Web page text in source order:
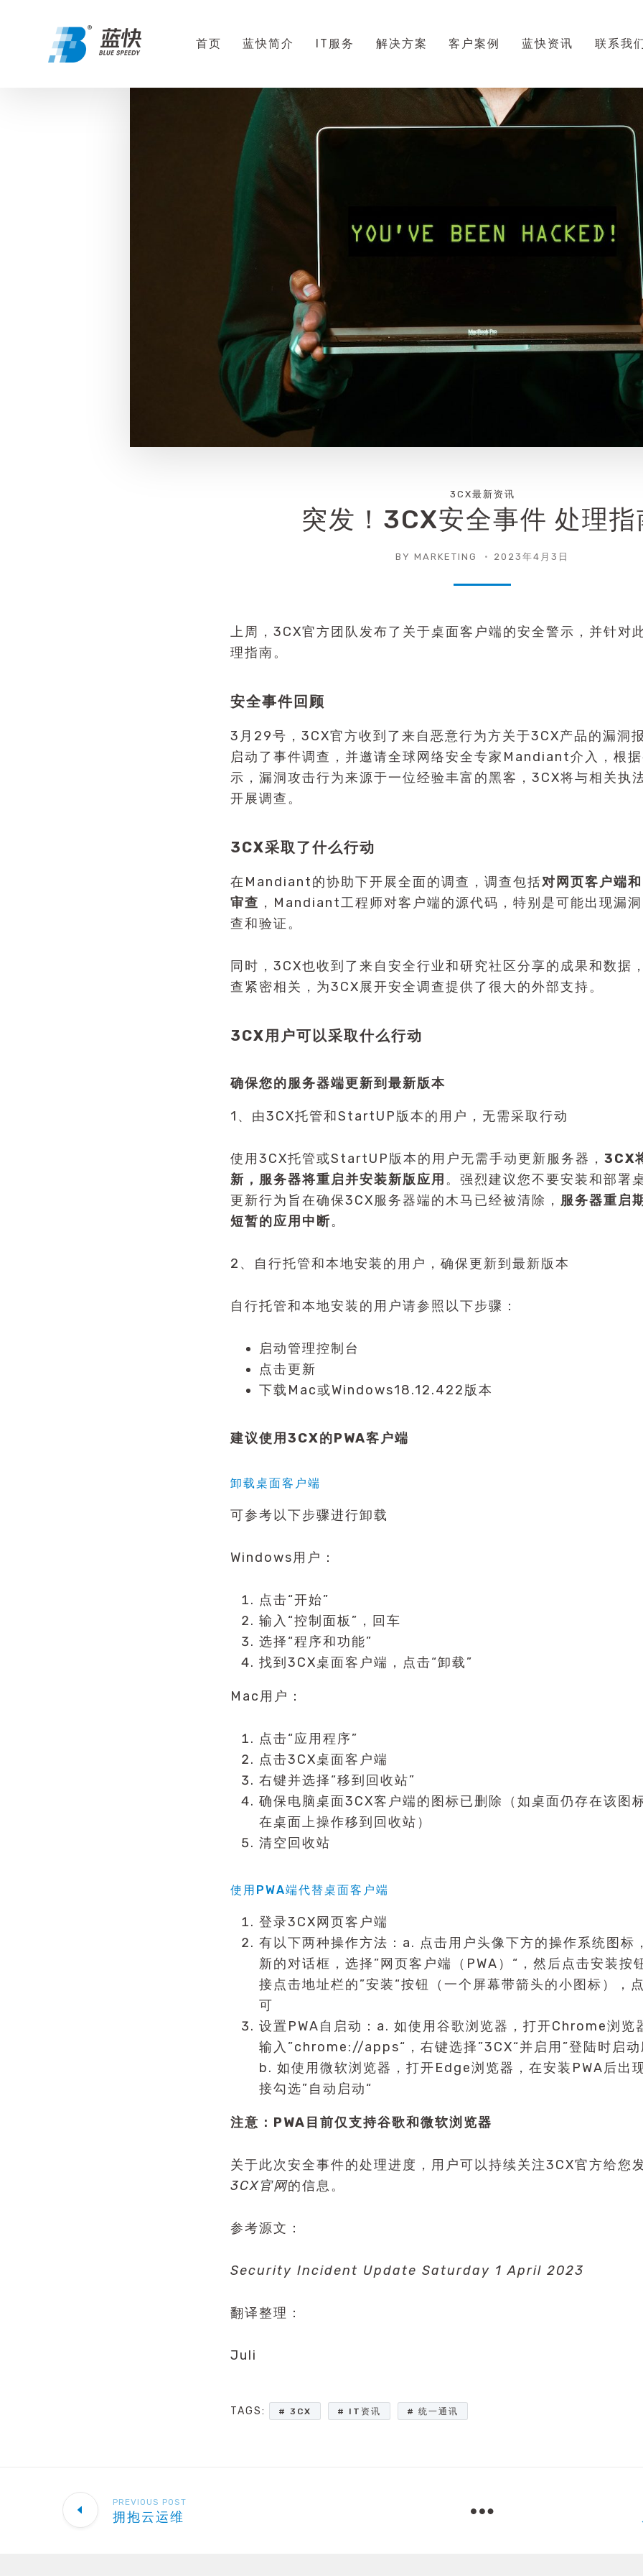
首页 蓝快简介 IT服务 解决方案 客户案例 蓝快资讯 联系我
3CX最新资讯
突发！3CX安全事件 处理指
BY MARKETING 2023年4月3日
上周，3CX官方团队发布了关于桌面客户端的安全警示，并针对
理指南。
安全事件回顾
3月29号，3CX官方收到了来自恶意行为方关于3CX产品的漏洞报
启动了事件调查，并邀请全球网络安全专家Mandiant介入，根
示，漏洞攻击行为来源于一位经验丰富的黑客，3CX将与相关执
开展调查。
3CX采取了什么行动
在Mandiant的协助下开展全面的调查，调查包括对网页客户端
审查 ，Mandiant工程师对客户端的源代码，特别是可能出现漏
查和验证。
同时，3CX也收到了来自安全行业和研究社区分享的成果和数据
查紧密相关，为3CX展开安全调查提供了很大的外部支持。
3CX用户可以采取什么行动
确保您的服务器端更新到最新版本
1、由3CX托管和StartUP版本的用户，无需采取行动
使用3CX托管或StartUP版本的用户无需手动更新服务器， 3CX
新，服务器将重启并安装新版应用 。强烈建议您不要安装和部署
更新行为旨在确保3CX服务器端的木马已经被清除， 服务器重启
短暂的应用中断。
2、自行托管和本地安装的用户，确保更新到最新版本
自行托管和本地安装的用户请参照以下步骤：
启动管理控制台
点击更新
下载Mac或Windows18.12.422版本
建议使用3CX的PWA客户端
卸载桌面客户端
可参考以下步骤进行卸载
Windows用户：
点击“开始”
输入“控制面板”，回车
选择“程序和功能”
找到3CX桌面客户端，点击“卸载”
Mac用户：
点击“应用程序”
点击3CX桌面客户端
右键并选择“移到回收站”
确保电脑桌面3CX客户端的图标已删除（如桌面仍存在该图
在桌面上操作移到回收站）
清空回收站
使用PWA端代替桌面客户端
登录3CX网页客户端
有以下两种操作方法：a. 点击用户头像下方的操作系统图标
新的对话框，选择”网页客户端（PWA）“，然后点击安装按
接点击地址栏的”安装“按钮（一个屏幕带箭头的小图标），
可
设置PWA自启动：a. 如使用谷歌浏览器，打开Chrome浏览
输入”chrome://apps“，右键选择”3CX“并启用”登陆时启动
b. 如使用微软浏览器，打开Edge浏览器，在安装PWA后出
接勾选”自动启动“
注意：PWA目前仅支持谷歌和微软浏览器
关于此次安全事件的处理进度，用户可以持续关注3CX官方给您
3CX官网的信息。
参考源文：
Security Incident Update Saturday 1 April 2023
翻译整理：
Juli
TAGS: 3CX IT资讯 统一通讯
PREVIOUS POST
拥抱云运维